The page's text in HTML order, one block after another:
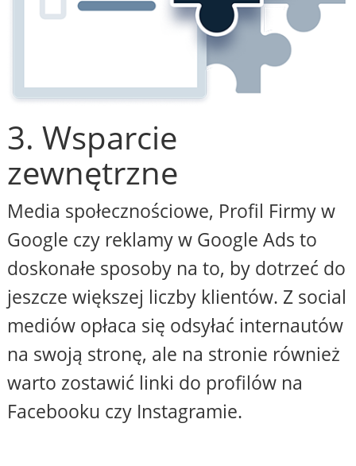
3. Wsparcie
zewnętrzne
Media społecznościowe, Profil Firmy w
Google czy reklamy w Google Ads to
doskonałe sposoby na to, by dotrzeć do
jeszcze większej liczby klientów. Z social
mediów opłaca się odsyłać internautów
na swoją stronę, ale na stronie również
warto zostawić linki do profilów na
Facebooku czy Instagramie.